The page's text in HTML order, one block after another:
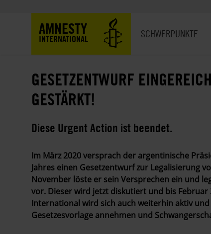
AMNESTY
INTERNATIONAL SCHWERPUNKTE
GESETZENTWURF
GESTÄRKT!
Diese Urgent Action ist beendet.
Im März 2020 versprach der argentinische
Jahres einen Gesetzentwurfzur Legalisierung
November löste er sein Versprechen ein und
vor. Dieser wird jetzt diskutiert und bis
International wird sich auch weiterhin aktiv
Gesetzesvorlage annehmen und